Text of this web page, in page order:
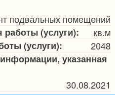
подвальных помещений
(услуги):
кв.м
(услуги):
2048
указанная
30.08.2021